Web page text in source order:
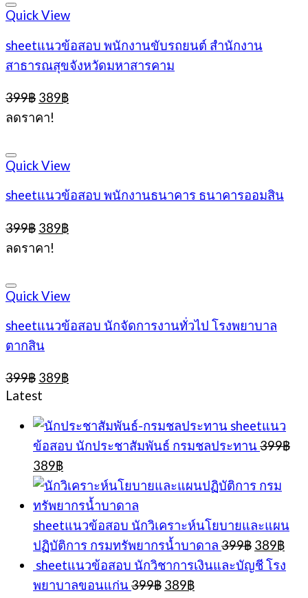
Quick View
sheetแนวข้อสอบ พนักงานขับรถยนต์ สำนักงาน
สาธารณสุขจังหวัดมหาสารคาม
399฿ Original
price
was:
389฿Current
ลดราคา!
Quick View
sheetแนวข้อสอบ พนักงานธนาคาร ธนาคารออมสิน
399฿ Original
price
was:
389฿Current
ลดราคา!
Quick View
sheetแนวข้อสอบ นักจัดการงานทั่วไป โรงพยาบาล
ตากสิน
399฿ Original
price
was:
399฿.
389฿Current
389฿.
Latest
sheetแนว
ข้อสอบ นักประชาสัมพันธ์ กรมชลประทาน 399฿
Original
price
was:
399฿.
389฿Current
price
is:
389฿.
sheetแนวข้อสอบ นักวิเคราะห์นโยบายและแผน
ปฏิบัติการ กรมทรัพยากรน้ำบาดาล 399฿ Original
price
was:
389฿
is:
sheetแนวข้อสอบ นักวิชาการเงินและบัญชี โรง
พยาบาลขอนแก่น 399฿ Original
389฿Current